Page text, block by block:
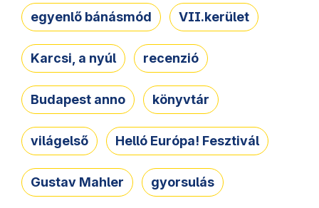
egyenlő bánásmód VII.kerület
Karcsi, a nyúl recenzió
Budapest anno könyvtár
világelső Helló Európa! Fesztivál
Gustav Mahler gyorsulás